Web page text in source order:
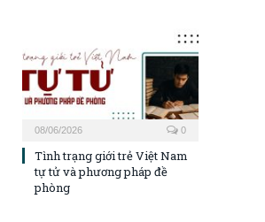
08/06/2026 0
Tình trạng giới trẻ Việt Nam
tự tử và phương pháp đề
phòng